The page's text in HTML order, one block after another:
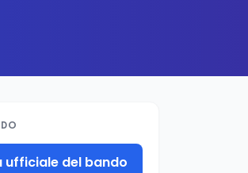
ufficiale del bando